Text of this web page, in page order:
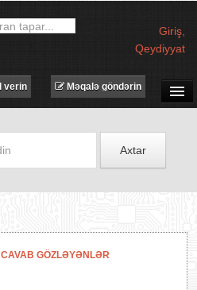
Giriş
Qeydiyyat
MƏQALƏLƏR
İŞ ELANLARI
Məqalə göndərin
verin
Axtar
CAVAB GÖZLƏYƏNLƏR